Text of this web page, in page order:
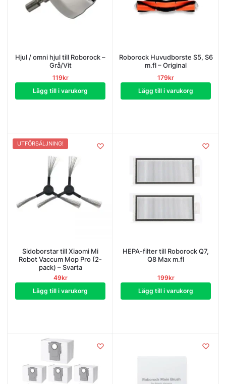
Hjul / omni hjul till Roborock –
Grå/Vit
119kr
Lägg till i varukorg
Roborock Huvudborste S5, S6
m.fl – Original
179kr
Lägg till i varukorg
UTFÖRSÄLJNING!
Sidoborstar till Xiaomi Mi
Robot Vaccum Mop Pro (2-
pack) – Svarta
49kr
Lägg till i varukorg
HEPA-filter till Roborock Q7,
Q8 Max m.fl
199kr
Lägg till i varukorg